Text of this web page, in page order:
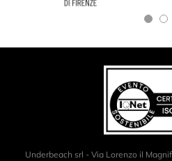
Underbeach srl - Via Lorenzo il